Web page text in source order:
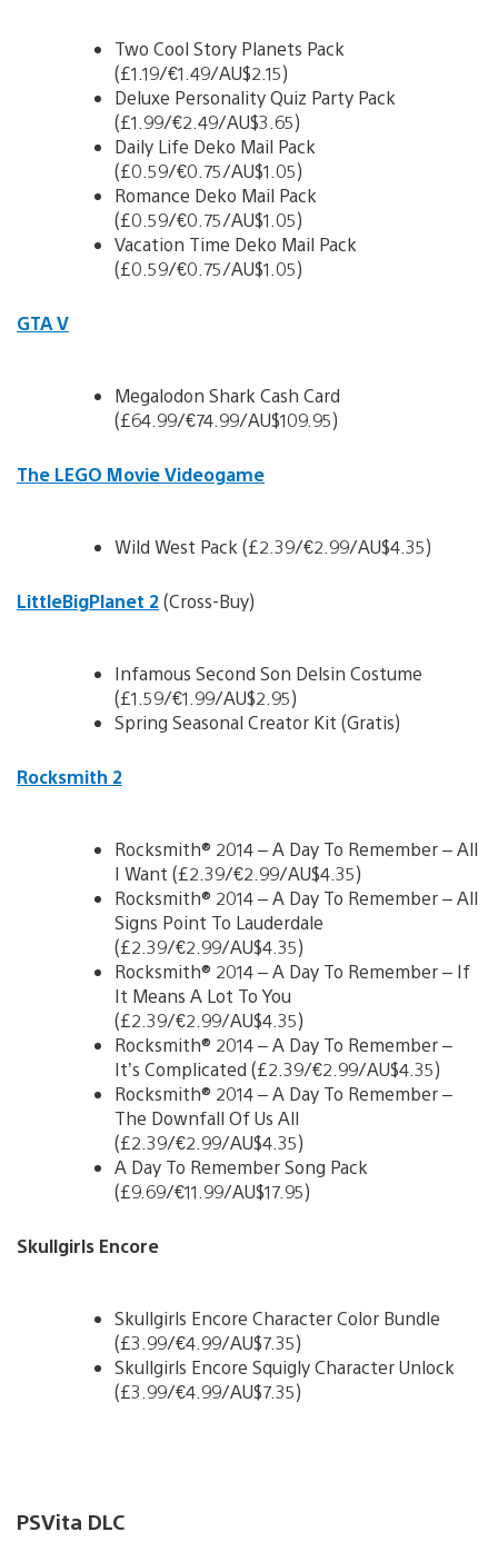
Two Cool Story Planets Pack
(£1.19/€1.49/AU$2.15)
Deluxe Personality Quiz Party Pack
(£1.99/€2.49/AU$3.65)
Daily Life Deko Mail Pack
(£0.59/€0.75/AU$1.05)
Romance Deko Mail Pack
(£0.59/€0.75/AU$1.05)
Vacation Time Deko Mail Pack
(£0.59/€0.75/AU$1.05)
GTA V
Megalodon Shark Cash Card
(£64.99/€74.99/AU$109.95)
The LEGO Movie Videogame
Wild West Pack (£2.39/€2.99/AU$4.35)
LittleBigPlanet 2(Cross-Buy)
Infamous Second Son Delsin Costume
(£1.59/€1.99/AU$2.95)
Spring Seasonal Creator Kit (Gratis)
Rocksmith 2
Rocksmith® 2014 – A Day To Remember – All
I Want (£2.39/€2.99/AU$4.35)
Rocksmith® 2014 – A Day To Remember – All
Signs Point To Lauderdale
(£2.39/€2.99/AU$4.35)
Rocksmith® 2014 – A Day To Remember – If
It Means A Lot To You
(£2.39/€2.99/AU$4.35)
Rocksmith® 2014 – A Day To Remember –
It’s Complicated (£2.39/€2.99/AU$4.35)
Rocksmith® 2014 – A Day To Remember –
The Downfall Of Us All
(£2.39/€2.99/AU$4.35)
A Day To Remember Song Pack
(£9.69/€11.99/AU$17.95)
Skullgirls Encore
Skullgirls Encore Character Color Bundle
(£3.99/€4.99/AU$7.35)
Skullgirls Encore Squigly Character Unlock
(£3.99/€4.99/AU$7.35)
PSVita DLC